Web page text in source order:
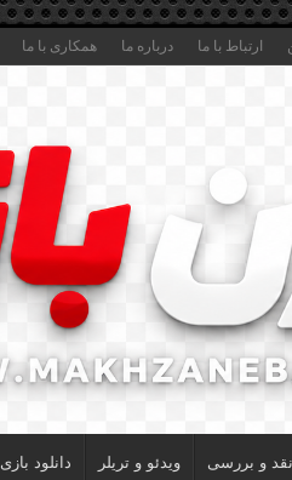
ارتباط با ما درباره ما همکاری با ما
نقد و بررسی ویدئو و تریلر دانلود بازی